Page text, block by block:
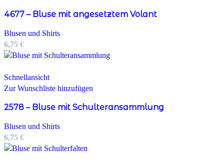
4677 – Bluse mit angesetztem Volant
Blusen und Shirts
6,75 €
Schnellansicht
Zur Wunschliste hinzufügen
2578 – Bluse mit Schulteransammlung
Blusen und Shirts
6,75 €